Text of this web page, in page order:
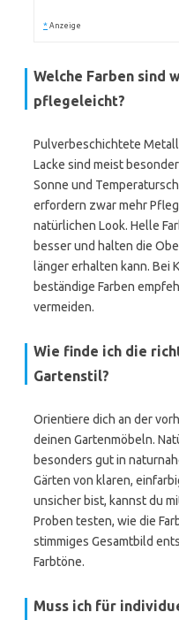
* Anzeige
Welche Farben sind
pflegeleicht?
Pulverbeschichtete
Lacke sind meist
Sonne und
erfordern zwar mehr
natürlichen Look. Helle
besser und halten die
länger erhalten kann. Bei
beständige Farben
vermeiden.
Wie finde ich die
Gartenstil?
Orientiere dich an der
deinen Gartenmöbeln.
besonders gut in
Gärten von klaren,
unsicher bist, kannst du
Proben testen, wie die
stimmiges Gesamtbild
Farbtöne.
Muss ich für